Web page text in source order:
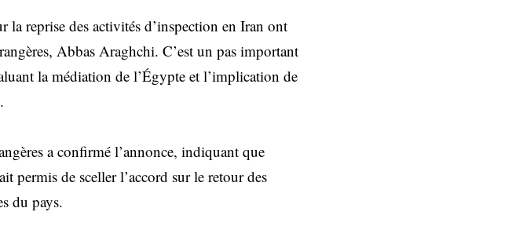
reprise des activités d’inspection en Iran ont
Abbas Araghchi. C’est un pas important
la médiation de l’Égypte et l’implication de
a confirmé l’annonce, indiquant que
permis de sceller l’accord sur le retour des
du pays.